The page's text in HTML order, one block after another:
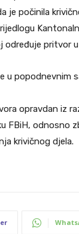
je počinila
pritvor
u popodnevnim
opravdan iz
FBiH, odnosno
krivičnog djela.